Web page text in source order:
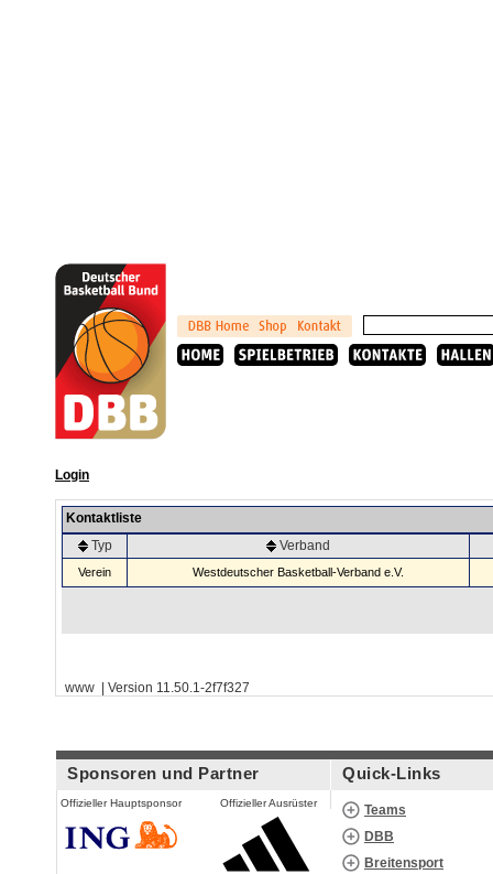
Login
Kontaktliste
Typ
Verband
Verein Westdeutscher Basketball-Verband e.V.
www | Version 11.50.1-2f7f327
Sponsoren und Partner
Offizieller Hauptsponsor Offizieller Ausrüster
Quick-Links
Teams
DBB
Breitensport